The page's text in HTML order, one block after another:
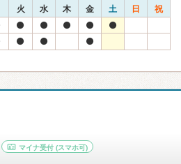
火 水 木 金 土 日 祝
マイナ受付 (スマホ可)